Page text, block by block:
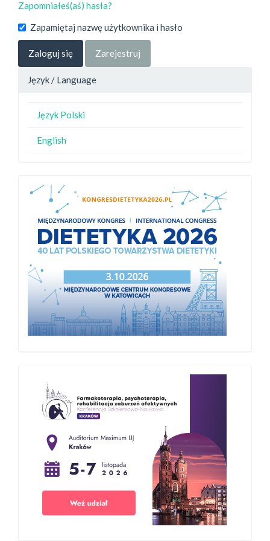
Zapomniałeś(aś) hasła?
Zapamiętaj nazwę użytkownika i hasło
Zaloguj się Zarejestruj
Język / Language
Język Polski
English